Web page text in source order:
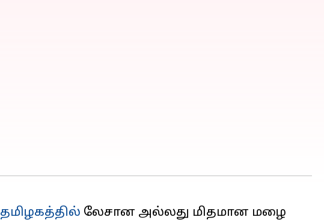
தமிழகத்தில் லேசான அல்லது மிதமான மழை